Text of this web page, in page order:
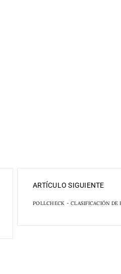
ARTÍCULO SIGUIENTE
POLLCHECK - CLASIFICACIÓN DE